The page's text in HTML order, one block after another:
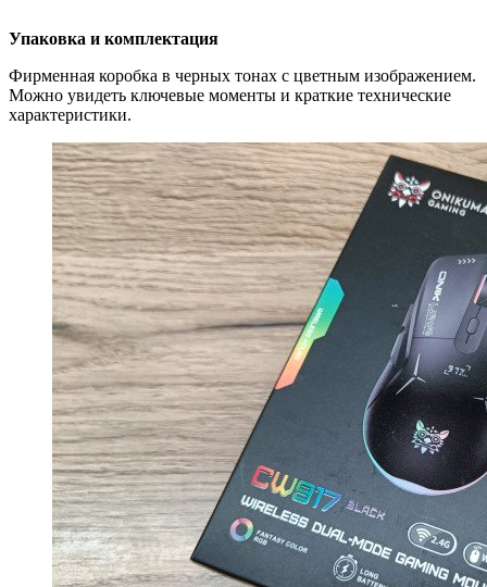
Упаковка и комплектация
Фирменная коробка в черных тонах с цветным изображением.
Можно увидеть ключевые моменты и краткие технические
характеристики.